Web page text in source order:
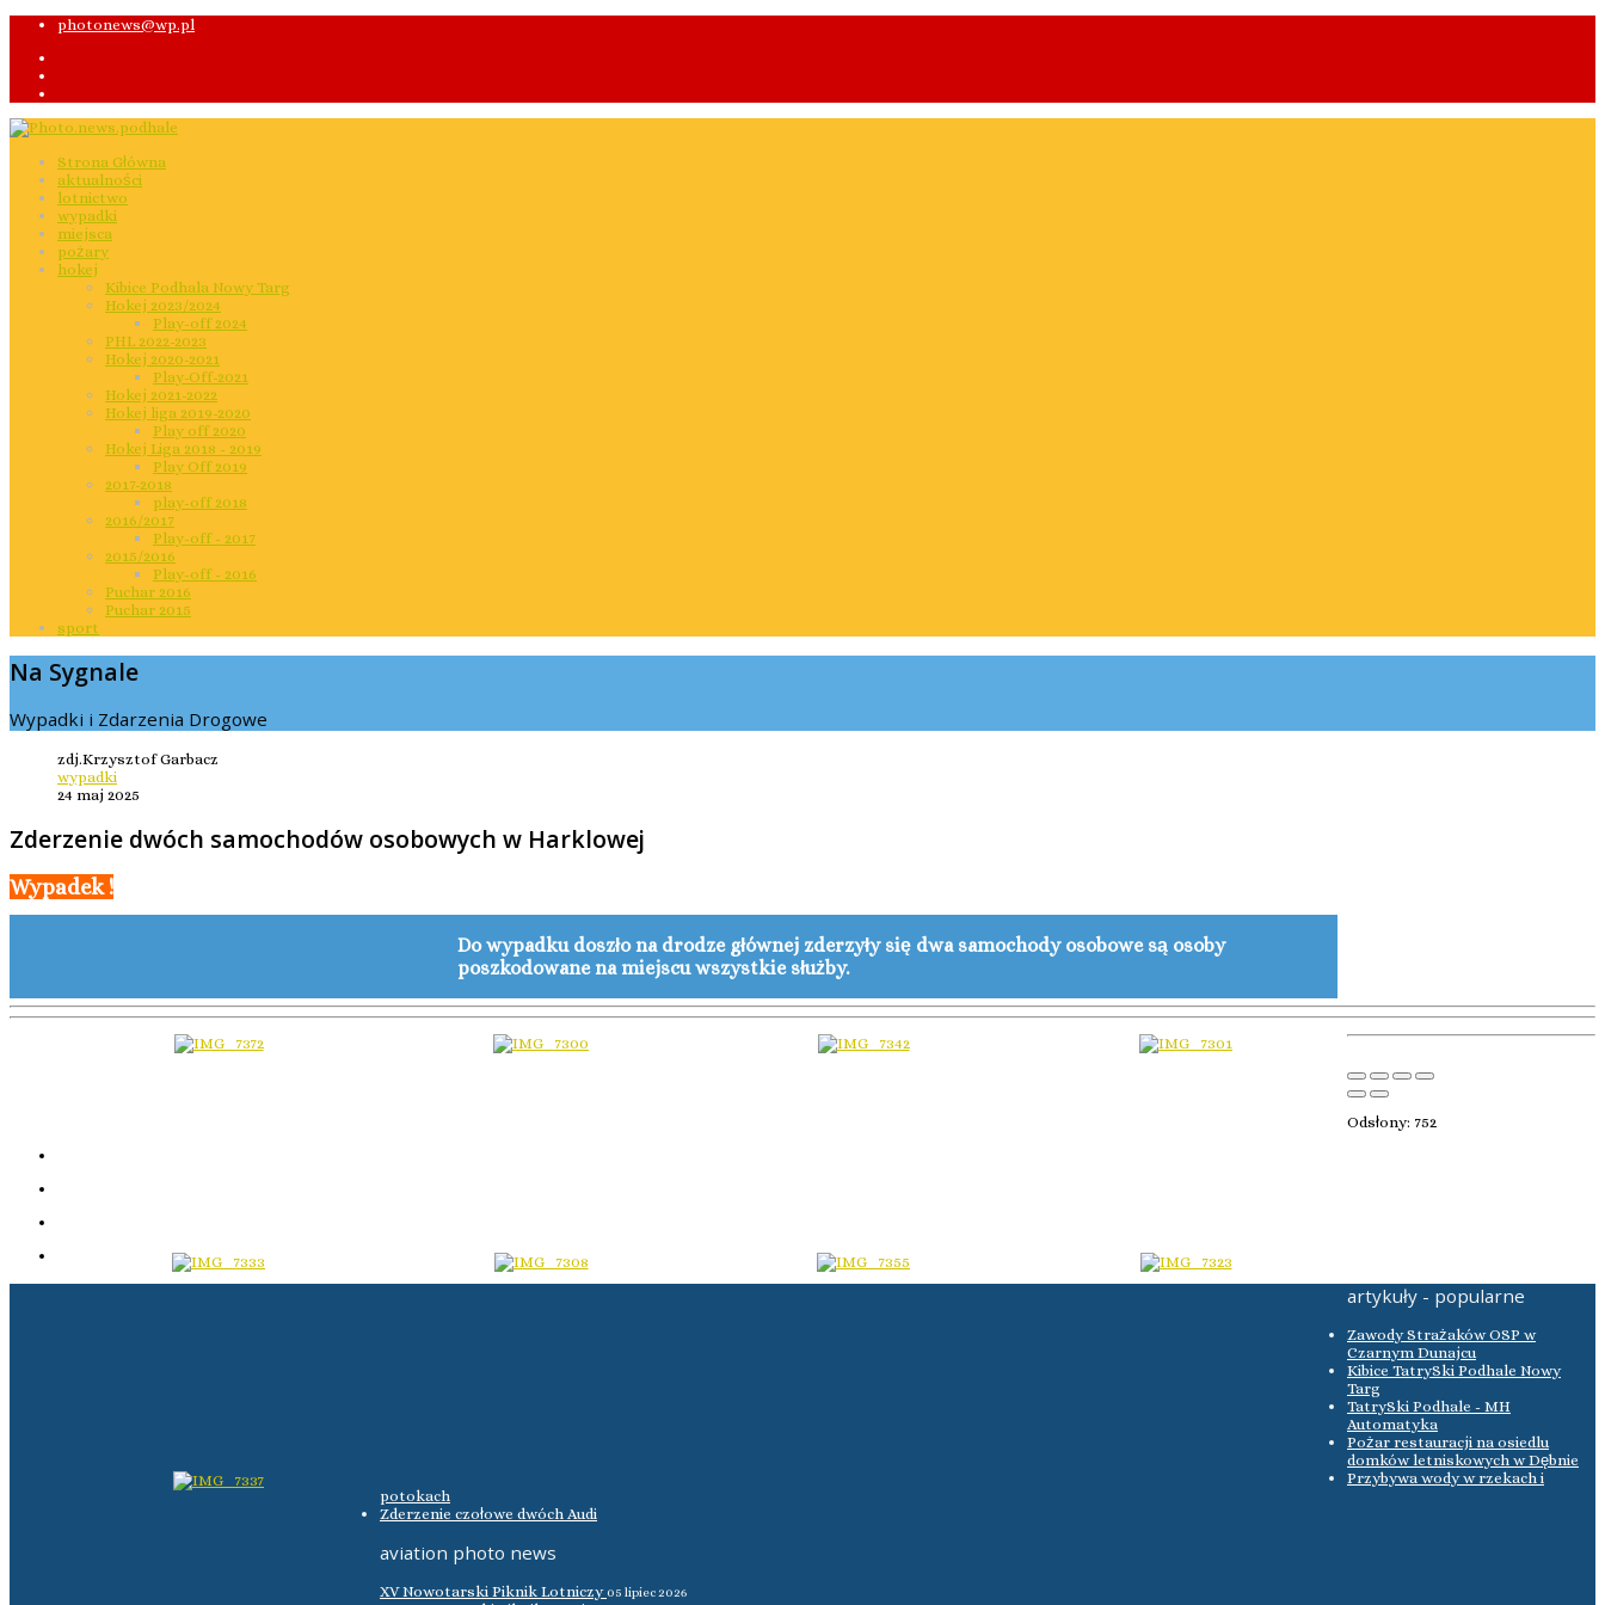
photonews@wp.pl
Strona Główna
aktualności
lotnictwo
wypadki
miejsca
pożary
hokej
Kibice Podhala Nowy Targ
Hokej 2023/2024
Play-off 2024
PHL 2022-2023
Hokej 2020-2021
Play-Off-2021
Hokej 2021-2022
Hokej liga 2019-2020
Play off 2020
Hokej Liga 2018 - 2019
Play Off 2019
2017-2018
play-off 2018
2016/2017
Play-off - 2017
2015/2016
Play-off - 2016
Puchar 2016
Puchar 2015
sport
Na Sygnale
Wypadki i Zdarzenia Drogowe
zdj.Krzysztof Garbacz
wypadki
24 maj 2025
Zderzenie dwóch samochodów osobowych w Harklowej
Wypadek !
Do wypadku doszło na drodze głównej zderzyły się dwa samochody osobowe są osoby
poszkodowane na miejscu wszystkie służby.
Odsłony: 752
artykuły - popularne
Zawody Strażaków OSP w
Czarnym Dunajcu
Kibice TatrySki Podhale Nowy
Targ
TatrySki Podhale - MH
Automatyka
Pożar restauracji na osiedlu
domków letniskowych w Dębnie
Przybywa wody w rzekach i
potokach
Zderzenie czołowe dwóch Audi
aviation photo news
XV Nowotarski Piknik Lotniczy 05 lipiec 2026